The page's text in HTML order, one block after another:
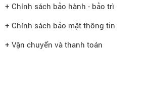
+ Chính sách bảo hành - bảo trì
+ Chính sách bảo mật thông tin
+ Vận chuyển và thanh toán